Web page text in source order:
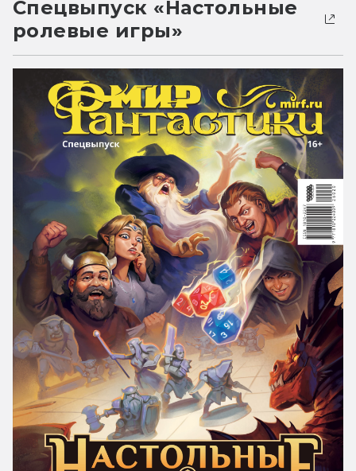
Спецвыпуск «Настольные
ролевые игры»